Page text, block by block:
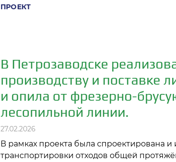
ПРОЕКТ
В Петрозаводске
производству и поставке
и опила от фрезерно-
лесопильной линии.
27.02.2026
В рамках проекта была спроектирована и
транспортировки отходов общей